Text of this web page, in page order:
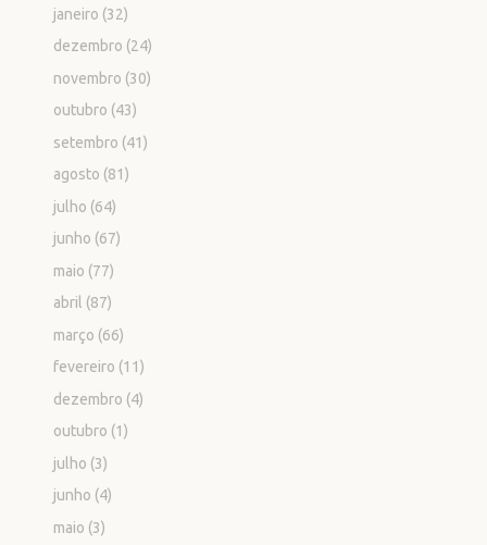
janeiro (32)
dezembro (24)
novembro (30)
outubro (43)
setembro (41)
agosto (81)
julho (64)
junho (67)
maio (77)
abril (87)
março (66)
fevereiro (11)
dezembro (4)
outubro (1)
julho (3)
junho (4)
maio (3)